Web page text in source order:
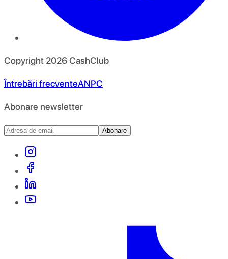
Copyright 2026CashClub
Întrebări frecventeANPC
Abonare newsletter
Abonare